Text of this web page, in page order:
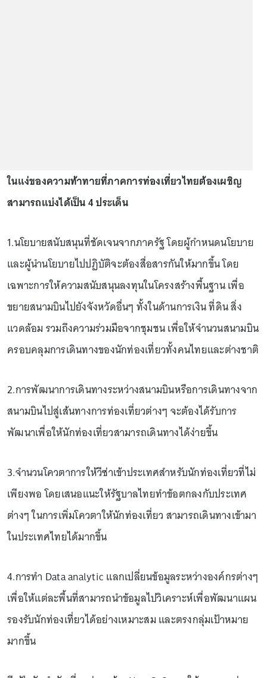
ในแง่ของความท้าทายที่ภาคการท่องเที่ยวไทยต้องเผชิญ
สามารถแบ่งได้เป็น 4 ประเด็น
1.นโยบายสนับสนุนที่ชัดเจนจากภาครัฐ โดยผู้กำหนดนโยบาย
และผู้นำนโยบายไปปฏิบัติจะต้องสื่อสารกันให้มากขึ้น โดย
เฉพาะการให้ความสนับสนุนลงทุนในโครงสร้างพื้นฐาน เพื่อ
ขยายสนามบินไปยังจังหวัดอื่นๆ ทั้งในด้านการเงิน ที่ดิน สิ่ง
แวดล้อม รวมถึงความร่วมมือจากชุมชน เพื่อให้จำนวนสนามบิน
ครอบคลุมการเดินทางของนักท่องเที่ยวทั้งคนไทยและต่างชาติ
2.การพัฒนาการเดินทางระหว่างสนามบินหรือการเดินทางจาก
สนามบินไปสู่เส้นทางการท่องเที่ยวต่างๆ จะต้องได้รับการ
พัฒนาเพื่อให้นักท่องเที่ยวสามารถเดินทางได้ง่ายขึ้น
3.จำนวนโควตาการให้วีซ่าเข้าประเทศสำหรับนักท่องเที่ยวที่ไม่
เพียงพอ โดยเสนอแนะให้รัฐบาลไทยทำข้อตกลงกับประเทศ
ต่างๆ ในการเพิ่มโควตาให้นักท่องเที่ยว สามารถเดินทางเข้ามา
ในประเทศไทยได้มากขึ้น
4.การทำ Data analytic แลกเปลี่ยนข้อมูลระหว่างองค์กรต่างๆ
เพื่อให้แต่ละพื้นที่สามารถนำข้อมูลไปวิเคราะห์เพื่อพัฒนาแผน
รองรับนักท่องเที่ยวได้อย่างเหมาะสม และตรงกลุ่มเป้าหมาย
มากขึ้น